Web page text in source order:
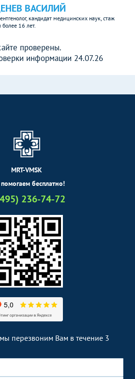
ВАСИЛИЙ
кандидат медицинских наук, стаж
более 16 лет.
проверены.
информации 24.07.26
MRT-VMSK
бесплатно!
236-74-72
перезвоним Вам в течение 3